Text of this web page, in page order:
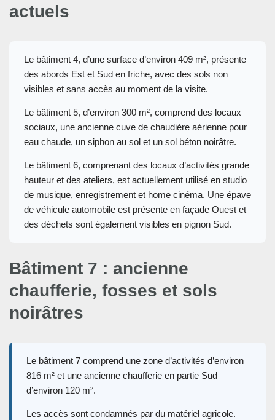
actuels
Le bâtiment 4, d’une surface d’environ 409 m², présente
des abords Est et Sud en friche, avec des sols non
visibles et sans accès au moment de la visite.
Le bâtiment 5, d’environ 300 m², comprend des locaux
sociaux, une ancienne cuve de chaudière aérienne pour
eau chaude, un siphon au sol et un sol béton noirâtre.
Le bâtiment 6, comprenant des locaux d’activités grande
hauteur et des ateliers, est actuellement utilisé en studio
de musique, enregistrement et home cinéma. Une épave
de véhicule automobile est présente en façade Ouest et
des déchets sont également visibles en pignon Sud.
Bâtiment 7 : ancienne
chaufferie, fosses et sols
noirâtres
Le bâtiment 7 comprend une zone d’activités d’environ
816 m² et une ancienne chaufferie en partie Sud
d’environ 120 m².
Les accès sont condamnés par du matériel agricole.